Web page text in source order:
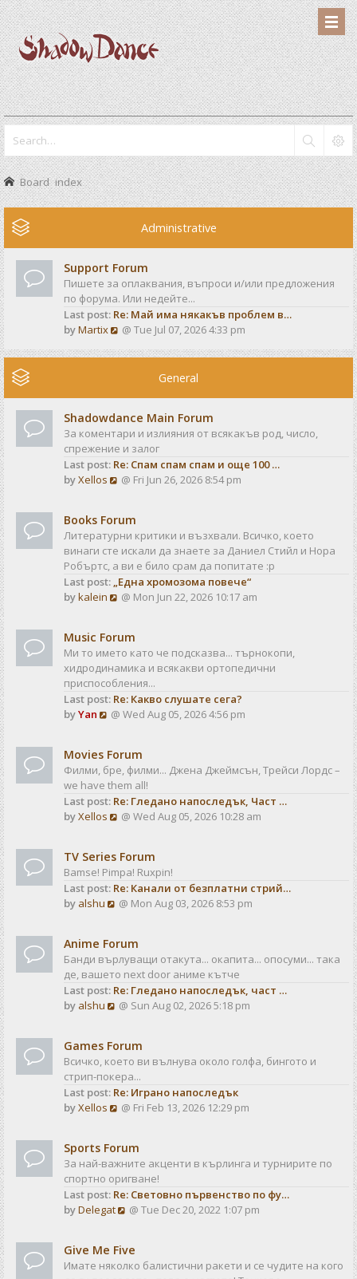
Board index
Administrative
Support Forum
Пишете за оплаквания, въпроси и/или предложения
по форума. Или недейте...
Last post: Re: Май има някакъв проблем в…
byMartix
V
e
e
l
a
t
e
p
o
s
@ Tue Jul 07, 2026 4:33 pm
General
Shadowdance Main Forum
За коментари и излияния от всякакъв род, число,
спрежение и залог
Last post: Re: Спам спам спам и още 100 …
byXellos
V
w
t
h
e
l
a
s
t
p
o
s
t
@ Fri Jun 26, 2026 8:54 pm
Books Forum
Литературни критики и възхвали. Всичко, което
винаги сте искали да знаете за Даниел Стийл и Нора
Робъртс, а ви е било срам да попитате :р
Last post: „Една хромозома повече“
bykalein
V
w
t
h
e
l
a
s
t
p
o
s
@ Mon Jun 22, 2026 10:17 am
Music Forum
Ми то името като че подсказва... търнокопи,
хидродинамика и всякакви ортопедични
приспособления...
Last post: Re: Какво слушате сега?
byYan
V
w
t
h
e
e
s
t
p
s
@ Wed Aug 05, 2026 4:56 pm
Movies Forum
Филми, бре, филми... Джена Джеймсън, Трейси Лордс –
we have them all!
Last post: Re: Гледано напоследък, Част …
byXellos
V
w
t
h
e
e
s
t
p
s
t
@ Wed Aug 05, 2026 10:28 am
TV Series Forum
Bamse! Pimpa! Ruxpin!
Last post: Re: Канали от безплатни стрий…
by alshu
V
w
t
h
e
e
s
t
p
o
t
@ Mon Aug 03, 2026 8:53 pm
Anime Forum
Банди върлуващи отакута... окапита... опосуми... така
де, вашето next door аниме кътче
Last post: Re: Гледано напоследък, част …
by alshu
V
w
t
h
e
l
e
s
t
p
o
t
@ Sun Aug 02, 2026 5:18 pm
Games Forum
Всичко, което ви вълнува около голфа, бингото и
стрип-покера...
Last post: Re: Играно напоследък
byXellos
V
w
t
h
e
l
t
e
s
@ Fri Feb 13, 2026 12:29 pm
Sports Forum
За най-важните акценти в кърлинга и турнирите по
спортно оригване!
Last post: Re: Световно първенство по фу…
byDelegat
V
w
t
@ Tue Dec 20, 2022 1:07 pm
Give Me Five
Имате няколко балистични ракети и се чудите на кого